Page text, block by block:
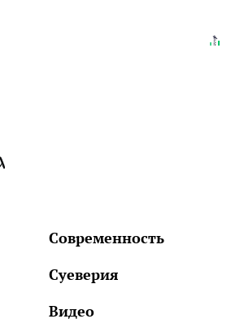
Современность
Суеверия
Видео